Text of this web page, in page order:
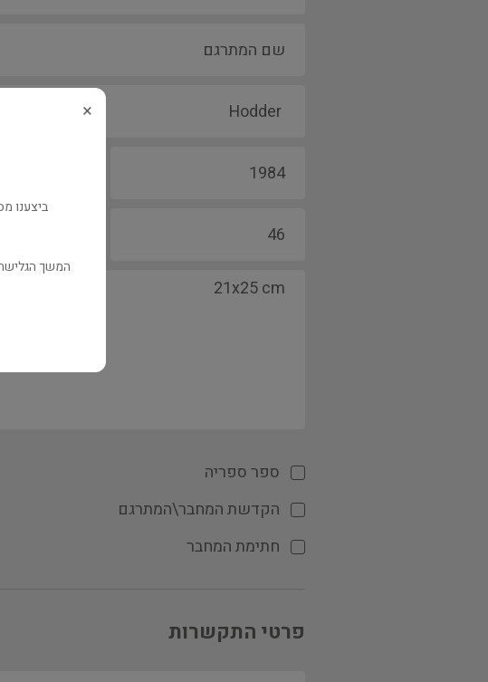
ספר ספריה
הקדשת המחבר\המתרגם
חתימת המחבר
פרטי התקשרות
×
ביצענו
המשך